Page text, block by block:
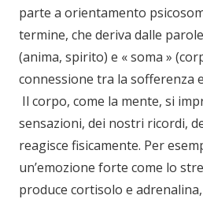
parte a orientamento
termine, che deriva dalle
(anima, spirito) e « soma »
connessione tra la sofferenza
Il corpo, come la mente, si
sensazioni, dei nostri ricordi,
reagisce fisicamente. Per
un’emozione forte come lo
produce cortisolo e